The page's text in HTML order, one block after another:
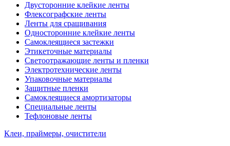
Двусторонние клейкие ленты
Флексографские ленты
Ленты для сращивания
Односторонние клейкие ленты
Самоклеящиеся застежки
Этикеточные материалы
Светоотражающие ленты и пленки
Электротехнические ленты
Упаковочные материалы
Защитные пленки
Самоклеящиеся амортизаторы
Специальные ленты
Тефлоновые ленты
Клеи, праймеры, очистители